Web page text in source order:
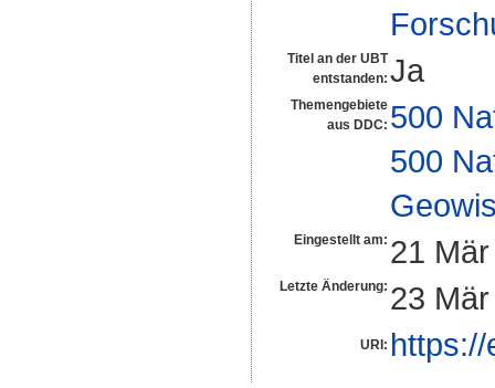
Titel an der UBT
entstanden: Ja
Themengebiete
aus DDC: 500
500
Eingestellt am: 21
Letzte Änderung: 23
URI: